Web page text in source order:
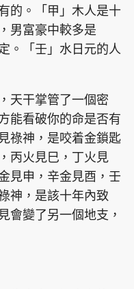
轉載
的。「甲」木人是十
男富豪中較多是
。「壬」水日元的人
天干掌管了一個密
能看破你的命是否有
祿神，是咬着金鎖匙
丙火見巳，丁火見
見申，辛金見酉，壬
神，是該十年內致
會變了另一個地支，